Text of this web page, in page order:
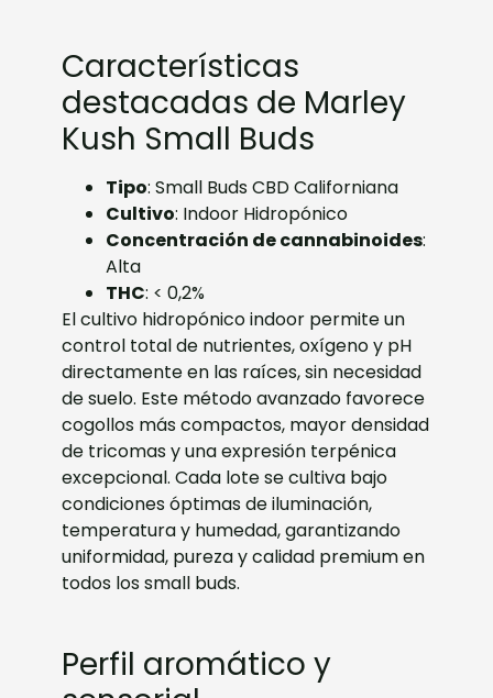
Características
destacadas de Marley
Kush Small Buds
Tipo: Small Buds CBD Californiana
Cultivo: Indoor Hidropónico
Concentración de cannabinoides:
Alta
THC: < 0,2%
El cultivo hidropónico indoor permite un
control total de nutrientes, oxígeno y pH
directamente en las raíces, sin necesidad
de suelo. Este método avanzado favorece
cogollos más compactos, mayor densidad
de tricomas y una expresión terpénica
excepcional. Cada lote se cultiva bajo
condiciones óptimas de iluminación,
temperatura y humedad, garantizando
uniformidad, pureza y calidad premium en
todos los small buds.
Perfil aromático y